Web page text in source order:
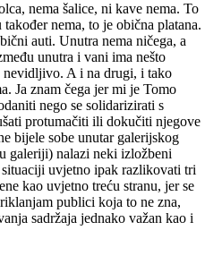
nema šalice, ni kave nema. To
nema, to je obična platana.
auti. Unutra nema ničega, a
unutra i vani ima nešto
A i na drugi, i tako
Ja znam čega jer mi je Tomo
nego se solidarizirati s
protumačiti ili dokučiti njegove
bijele sobe unutar galerijskog
galeriji) nalazi neki izložbeni
uvjetno ipak razlikovati tri
kao uvjetno treću stranu, jer se
publici koja to ne zna,
sadržaja jednako važan kao i